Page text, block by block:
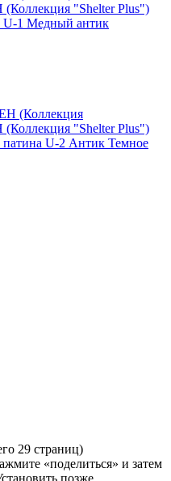
"Shelter Plus")
U-1 Медный антик
"Shelter Plus")
патина U-2 Антик Темное
29 страниц)
«поделиться» и затем
позже